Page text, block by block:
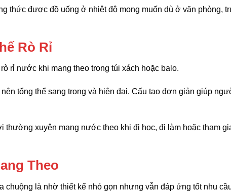
thức được đồ uống ở nhiệt độ mong muốn dù ở văn phòng,
Rò Rỉ
rỉ nước khi mang theo trong túi xách hoặc balo.
tổng thể sang trọng và hiện đại. Cấu tạo đơn giản giúp
xuyên mang nước theo khi đi học, đi làm hoặc tham
Theo
chuộng là nhờ thiết kế nhỏ gọn nhưng vẫn đáp ứng tốt nhu